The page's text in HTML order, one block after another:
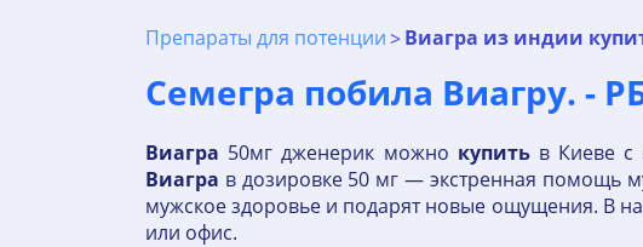
Препараты для потенции Виагра из индии
Семегра побила Виагру. -
Виагра 50мг дженерик можно купитьв Киеве с
Виагра в дозировке 50 мг — экстренная помощь
мужское здоровье и подарят новые ощущения. В
или офис.